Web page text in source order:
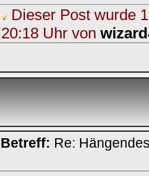
Benutzernamen
und
Kennwort
ein,
um
Username:
Bei jedem Besuch
Dieser Post wurde
20:18 Uhr von
Betreff: Re: